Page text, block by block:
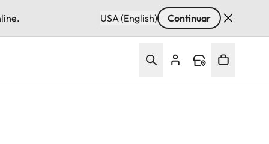
USA (English) Continuar